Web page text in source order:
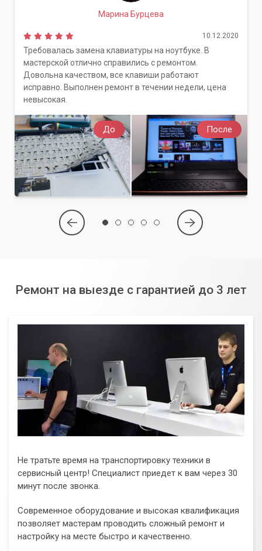
До После
Марина Бурцева
10.12.2020
Требовалась замена клавиатуры на ноутбуке. В
мастерской отлично справились с ремонтом.
Довольна качеством, все клавиши работают
исправно. Выполнен ремонт в течении недели, цена
невысокая.
Ремонт на выезде с гарантией до 3 лет
Не тратьте время на транспортировку техники в
сервисный центр! Специалист приедет к вам через 30
минут после звонка.
Современное оборудование и высокая квалификация
позволяет мастерам проводить сложный ремонт и
настройку на месте быстро и качественно.